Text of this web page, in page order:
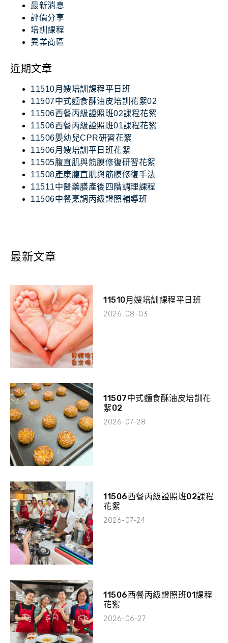
最新消息
評價分享
培訓課程
異業商區
近期文章
11510月嫂培訓課程平日班
11507中式麵食酥油皮培訓花絮02
11506西餐丙級證照班02課程花絮
11506西餐丙級證照班01課程花絮
11506嬰幼兒CPR研習花絮
11506月嫂培訓平日班花絮
11505腹直肌與筋膜修復研習花絮
11508產康腹直肌與筋膜修復手法
11511中醫藥膳產後四階調理課程
11506中餐烹調丙級證照輔導班
最新文章
11510月嫂培訓課程平日班
2026-08-03
11507中式麵食酥油皮培訓花
絮02
2026-07-28
11506西餐丙級證照班02課程
花絮
2026-07-24
11506西餐丙級證照班01課程
花絮
2026-06-27